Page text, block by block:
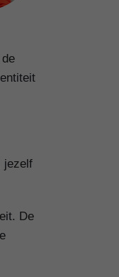
jezelf
De